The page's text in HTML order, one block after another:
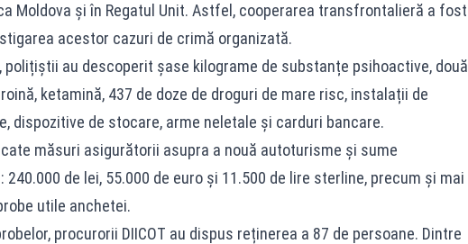
Moldova și în Regatul Unit. Astfel, cooperarea transfrontalieră a fost
acestor cazuri de crimă organizată.
polițiștii au descoperit șase kilograme de substanțe psihoactive, două
ketamină, 437 de doze de droguri de mare risc, instalații de
dispozitive de stocare, arme neletale și carduri bancare.
măsuri asigurătorii asupra a nouă autoturisme și sume
240.000 de lei, 55.000 de euro și 11.500 de lire sterline, precum și mai
utile anchetei.
procurorii DIICOT au dispus reținerea a 87 de persoane. Dintre